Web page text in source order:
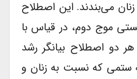
می‌بندند. این اصطلاح
موج دوم، در قیاس با
دو اصطلاح بیانگر رشد
که نسبت به زنان و